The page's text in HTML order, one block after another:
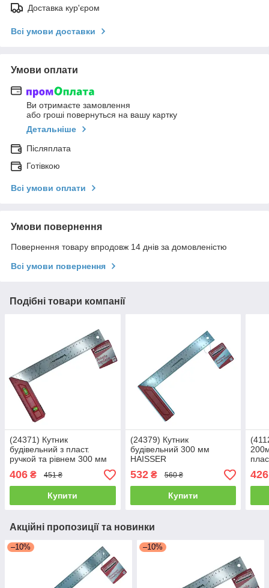
Доставка кур'єром
Всі умови доставки
Умови оплати
Ви отримаєте замовлення
або гроші повернуться на вашу картку
Детальніше
Післяплата
Готівкою
Всі умови оплати
Умови повернення
Повернення товару впродовж 14 днів за домовленістю
Всі умови повернення
Подібні товари компанії
(24371) Кутник
будівельний з пласт.
ручкой та рівнем 300 мм
406 ₴ 451 ₴
Купити
(24379) Кутник
будівельний 300 мм
HAISSER
532₴ 560 ₴
Купити
426
Акційні пропозиції та новинки
–10% –10%